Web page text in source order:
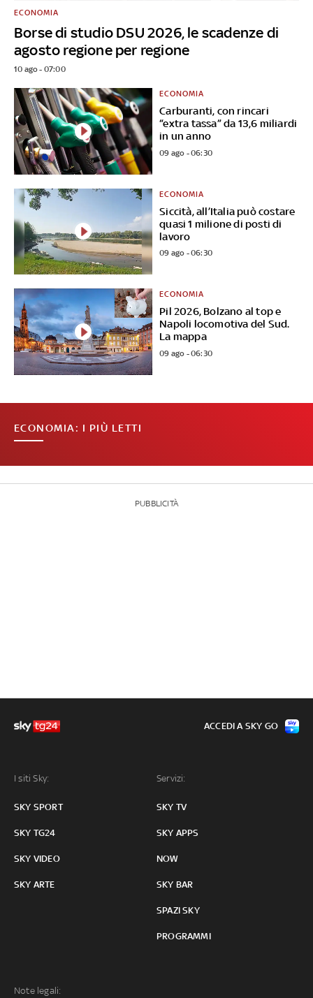
Borse di studio DSU 2026, le scadenze di
agosto regione per regione
ECONOMIA
10 ago - 07:00
Carburanti, con rincari
“extra tassa” da 13,6 miliardi
in un anno
ECONOMIA
09 ago - 06:30
Siccità, all’Italia può costare
quasi 1 milione di posti di
lavoro
ECONOMIA
09 ago - 06:30
Pil 2026, Bolzano al top e
Napoli locomotiva del Sud.
La mappa
ECONOMIA
09 ago - 06:30
ECONOMIA: I PIÙ LETTI
PUBBLICITÀ
I siti Sky:
SKY SPORT
SKY TG24
SKY VIDEO
SKY ARTE
Servizi:
SKY TV
SKY APPS
NOW
SKY BAR
SPAZI SKY
PROGRAMMI
Note legali:
ACCEDI A SKY GO